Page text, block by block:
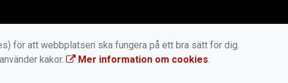
för att webbplatsen ska fungera på ett bra sätt för dig.
kakor.
Mer information om cookies.